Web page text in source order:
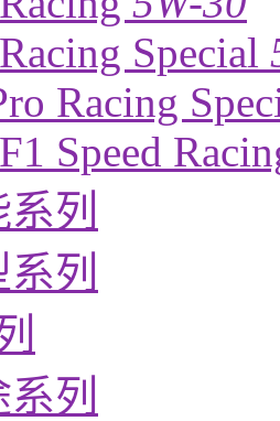
Special
Racing
Speed
列
列
列